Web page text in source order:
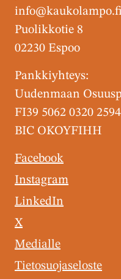
Puolikkotie 8
02230 Espoo
Pankkiyhteys:
Uudenmaan
FI39 5062 0320
BIC OKOYFIHH
Facebook
Instagram
LinkedIn
X
Medialle
Tietosuojaseloste